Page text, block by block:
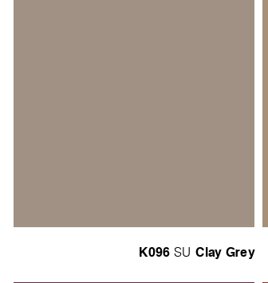
K096 SU Clay Grey